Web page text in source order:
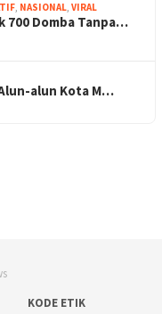
, NASIONAL, VIRAL
700 Domba Tanpa…
alun Kota M…
KODE ETIK